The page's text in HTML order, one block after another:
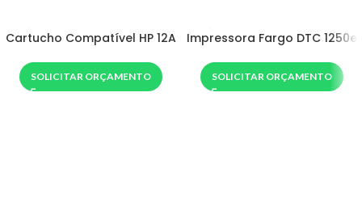
Cartucho Compatível HP 12A
SOLICITAR ORÇAMENTO
Impressora Fargo DTC 1250e
SOLICITAR ORÇAMENTO